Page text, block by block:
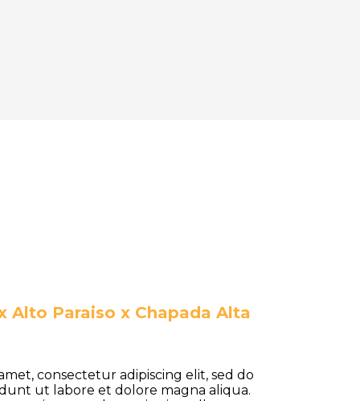
Alto Paraiso x Chapada Alta
consectetur adipiscing elit, sed do
ut labore et dolore magna aliqua.